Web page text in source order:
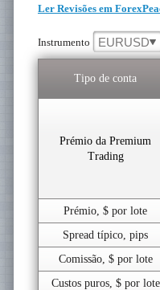
Ler Revisões em
Instrumento EURUSD
Tipo de conta
Prémio da Premium
Trading
Prémio, $ por lote
Spread típico, pips
Comissão, $ por lote
Custos puros, $ por lote